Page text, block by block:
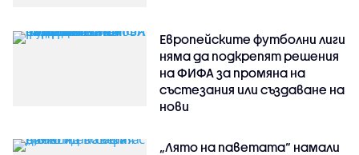
Европейските футболни лиги
няма да подкрепят решения
на ФИФА за промяна на
състезания или създаване на
нови
„Лято на паветата“ намали